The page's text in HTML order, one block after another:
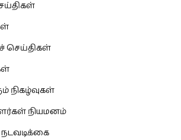
செய்திகள்
நிகழ்வுகள்
நியமனம்
நடவடிக்கை